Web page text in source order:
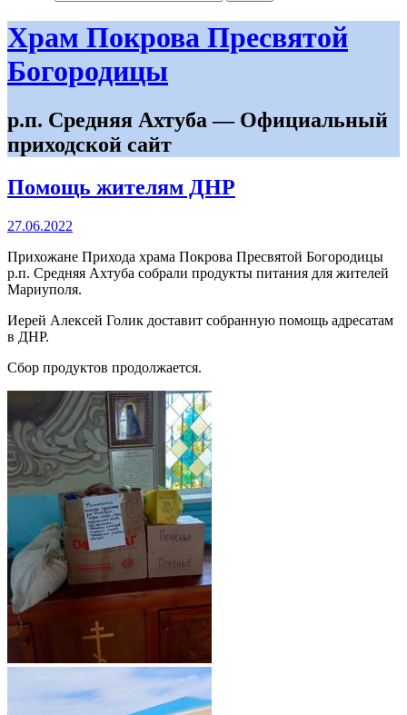
Храм Покрова Пресвятой
Богородицы
р.п. Средняя Ахтуба — Официальный
приходской сайт
Помощь жителям ДНР
27.06.2022
Прихожане Прихода храма Покрова Пресвятой Богородицы
р.п. Средняя Ахтуба собрали продукты питания для жителей
Мариуполя.
Иерей Алексей Голик доставит собранную помощь адресатам
в ДНР.
Сбор продуктов продолжается.